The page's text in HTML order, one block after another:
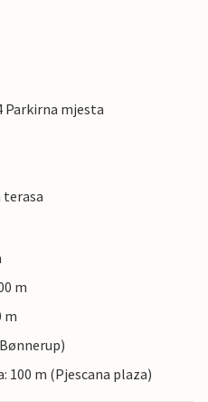
Parkirna mjesta
terasa
m
m
m (Pjescana plaza)